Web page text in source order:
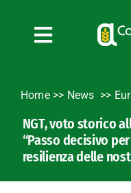
contenuto
Toggle
News
Bandi
Formazione
Home>> News
NGT, voto storico
“Passo decisivo
resilienza delle